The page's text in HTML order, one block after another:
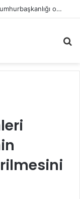
Erikli Atık Su Arıtma Tesisi Projesi’ne Cumhurbaşkanlığı onayı
...